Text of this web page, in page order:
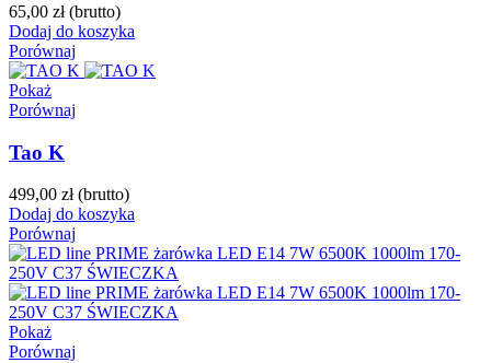
65,00 zł (brutto)
Dodaj do koszyka
Porównaj
Pokaż
Porównaj
Tao K
499,00 zł (brutto)
Dodaj do koszyka
Porównaj
Pokaż
Porównaj